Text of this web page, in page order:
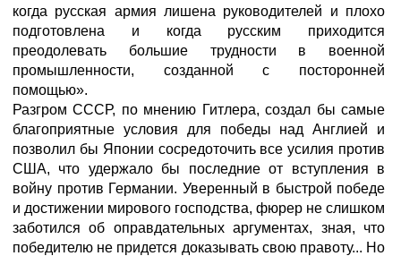
когда русская армия лишена руководителей и плохо
подготовлена и когда русским приходится
преодолевать большие трудности в военной
промышленности, созданной с посторонней
помощью».
Разгром СССР, по мнению Гитлера, создал бы самые
благоприятные условия для победы над Англией и
позволил бы Японии сосредоточить все усилия против
США, что удержало бы последние от вступления в
войну против Германии. Уверенный в быстрой победе
и достижении мирового господства, фюрер не слишком
заботился об оправдательных аргументах, зная, что
победителю не придется доказывать свою правоту... Но